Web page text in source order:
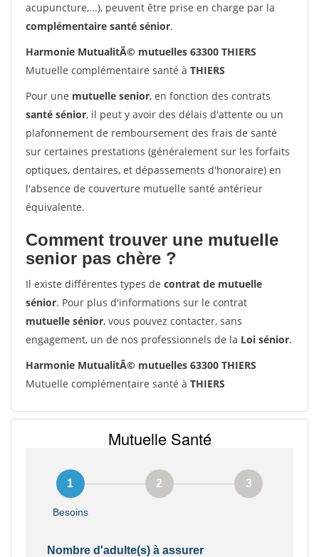
acupuncture,...), peuvent être prise en charge par la
complémentaire santé sénior.
Harmonie MutualitÃ© mutuelles 63300 THIERS
Mutuelle complémentaire santé à THIERS
Pour une mutuelle senior, en fonction des contrats
santé sénior, il peut y avoir des délais d'attente ou un
plafonnement de remboursement des frais de santé
sur certaines prestations (généralement sur les forfaits
optiques, dentaires, et dépassements d'honoraire) en
l'absence de couverture mutuelle santé antérieur
équivalente.
Comment trouver une mutuelle
senior pas chère ?
Il existe différentes types de contrat de mutuelle
sénior. Pour plus d'informations sur le contrat
mutuelle sénior, vous pouvez contacter, sans
engagement, un de nos professionnels de la Loi sénior.
Harmonie MutualitÃ© mutuelles 63300 THIERS
Mutuelle complémentaire santé à THIERS